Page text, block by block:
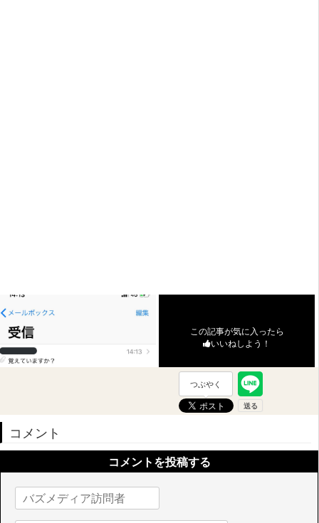
この記事が気に入ったら
いいねしよう！
つぶやく
コメント
コメントを投稿する